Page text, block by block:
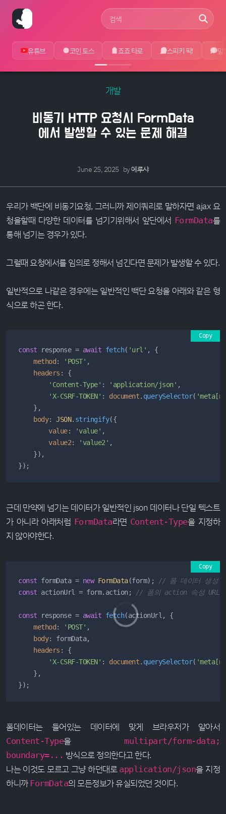
사이트 검색어
유튜브 코인 토스 죠죠 타로 스피키 픽! 말
개발
비동기 HTTP 요청시 FormData
에서 발생할 수 있는 문제 해결
June 25, 2025 by에루샤
우리가 백단에 비동기요청, 그러니까 제이쿼리로 말하자면 ajax 요
청을할때 다양한 데이터를 넘기기위해서 앞단에서 FormData를
통해 넘기는 경우가 있다.
그럴때 요청에서를 임의로 정해서 넘긴다면 문제가 발생할 수 있다.
일반적으로 나같은 경우에는 일반적인 백단 요청을 아래와 같은 형
식으로 하곤 한다.
const response = await fetch( 'url' , {
method : 'POST' ,
headers : {
'Content-Type' : 'application/json' ,
'X-CSRF-TOKEN' : document. querySelector(
    },
body: JSON. stringify({
value: 'value' ,
value2: 'value2' ,
    }),
});
Copy
근데 만약에 넘기는 데이터가 일반적인 json 데이터나 단일 텍스트
가 아니라 아래처럼 FormData라면 Content-Type을 지정하
지 않아야한다.
const formData = new FormData(form);
// 폼 데이터 생성
const actionUrl = form. action; // 폼의 action 속성 URL
const response = await fetch(actionUrl, {
method : 'POST' ,
body: formData,
headers : {
'X-CSRF-TOKEN' : document. querySelector(
    },
});
Copy
폼데이터는 들어있는 데이터에 맞게 브라우저가 알아서
Content-Type을
multipart/form-data;
boundary=... 방식으로 정의한다고 한다.
나는 이것도 모르고 그냥 하던대로 application/json을 지정
하니까 FormData의 모든정보가 유실되었던 것이다.